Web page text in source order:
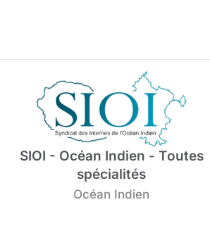
SIOI - Océan Indien - Toutes
spécialités
Océan Indien